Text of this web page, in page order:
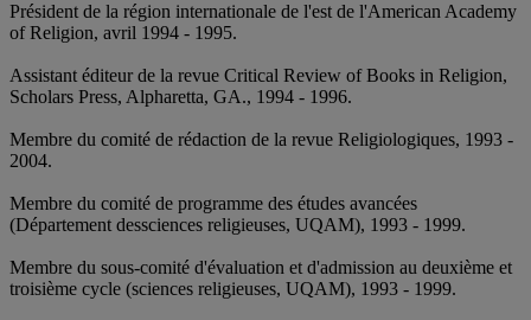
Président de la région internationale de l'est de l'American Academy
of Religion, avril 1994 - 1995.
Assistant éditeur de la revue Critical Review of Books in Religion,
Scholars Press, Alpharetta, GA., 1994 - 1996.
Membre du comité de rédaction de la revue Religiologiques, 1993 -
2004.
Membre du comité de programme des études avancées
(Département dessciences religieuses, UQAM), 1993 - 1999.
Membre du sous-comité d'évaluation et d'admission au deuxième et
troisième cycle (sciences religieuses, UQAM), 1993 - 1999.